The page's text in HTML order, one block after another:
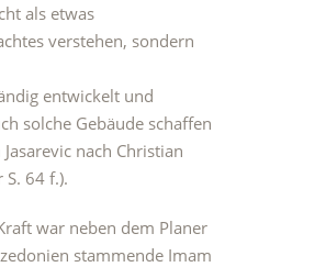
als etwas
verstehen, sondern
entwickelt und
solche Gebäude schaffen
Jasarevic nach Christian
S. 64 f.).
war neben dem Planer
stammende Imam